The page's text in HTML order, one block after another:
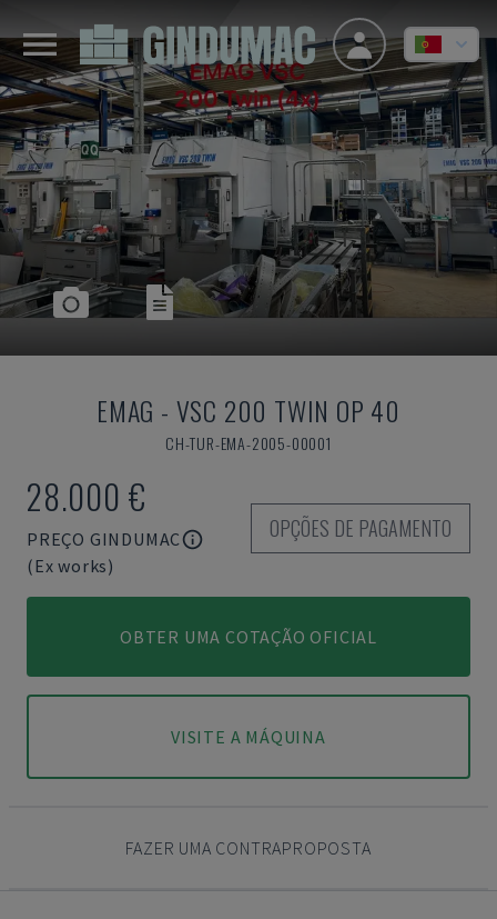
EMAG - VSC 200 TWIN OP 40
CH-TUR-EMA-2005-00001
28.000 €
PREÇO GINDUMAC
(Ex works)
OPÇÕES DE PAGAMENTO
OBTER UMA COTAÇÃO OFICIAL
VISITE A MÁQUINA
FAZER UMA CONTRAPROPOSTA